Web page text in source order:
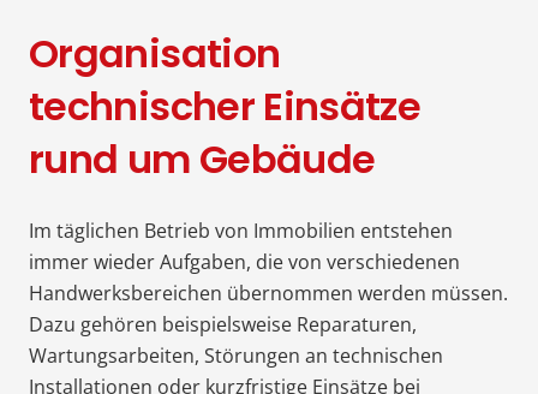
Organisation
technischer Einsätze
rund um Gebäude
Im täglichen Betrieb von Immobilien entstehen
immer wieder Aufgaben, die von verschiedenen
Handwerksbereichen übernommen werden müssen.
Dazu gehören beispielsweise Reparaturen,
Wartungsarbeiten, Störungen an technischen
Installationen oder kurzfristige Einsätze bei